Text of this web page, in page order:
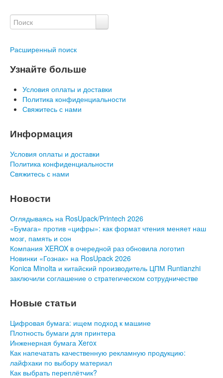
Расширенный поиск
Узнайте больше
Условия оплаты и доставки
Политика конфиденциальности
Свяжитесь с нами
Информация
Условия оплаты и доставки
Политика конфиденциальности
Свяжитесь с нами
Новости
Оглядываясь на RosUpack/Printech 2026
«Бумага» против «цифры»: как формат чтения меняет наш
мозг, память и сон
Компания XEROX в очередной раз обновила логотип
Новинки «Гознак» на RosUpack 2026
Konica Minolta и китайский производитель ЦПМ Runtianzhi
заключили соглашение о стратегическом сотрудничестве
Новые статьи
Цифровая бумага: ищем подход к машине
Плотность бумаги для принтера
Инженерная бумага Xerox
Как напечатать качественную рекламную продукцию:
лайфхаки по выбору материал
Как выбрать переплётчик?